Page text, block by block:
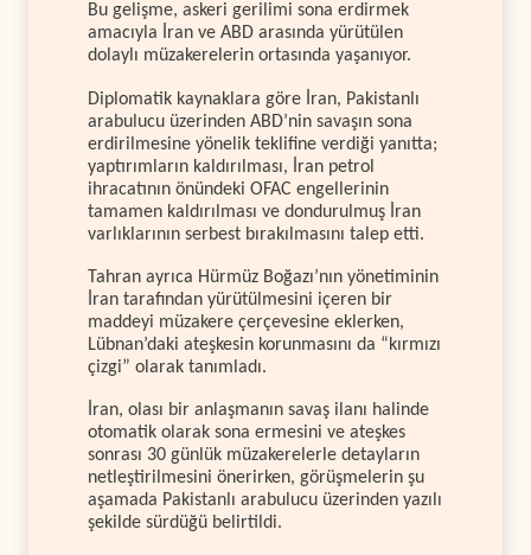
Bu gelişme, askeri gerilimi sona erdirmek
amacıyla İran ve ABD arasında yürütülen
dolaylı müzakerelerin ortasında yaşanıyor.
Diplomatik kaynaklara göre İran, Pakistanlı
arabulucu üzerinden ABD’nin savaşın sona
erdirilmesine yönelik teklifine verdiği yanıtta;
yaptırımların kaldırılması, İran petrol
ihracatının önündeki OFAC engellerinin
tamamen kaldırılması ve dondurulmuş İran
varlıklarının serbest bırakılmasını talep etti.
Tahran ayrıca Hürmüz Boğazı’nın yönetiminin
İran tarafından yürütülmesini içeren bir
maddeyi müzakere çerçevesine eklerken,
Lübnan’daki ateşkesin korunmasını da “kırmızı
çizgi” olarak tanımladı.
İran, olası bir anlaşmanın savaş ilanı halinde
otomatik olarak sona ermesini ve ateşkes
sonrası 30 günlük müzakerelerle detayların
netleştirilmesini önerirken, görüşmelerin şu
aşamada Pakistanlı arabulucu üzerinden yazılı
şekilde sürdüğü belirtildi.